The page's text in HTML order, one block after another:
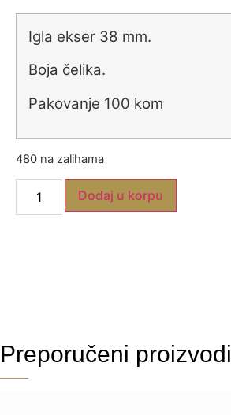
Igla ekser 38 mm.
Boja čelika.
Pakovanje 100 kom
480 na zalihama
Dodaj u korpu
Preporučeni proizvodi